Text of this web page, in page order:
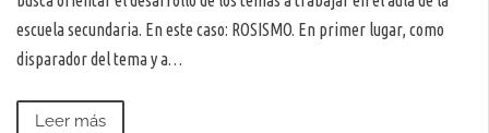
escuela secundaria. En este caso: ROSISMO. En primer lugar, como
disparador del tema y a…
Leer más